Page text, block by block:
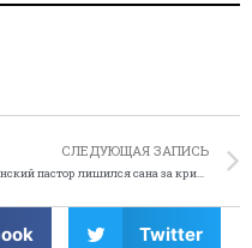
СЛЕДУЮЩАЯ ЗАПИСЬ
Финский пастор лишился сана за критику сайта боевиков
Twitter